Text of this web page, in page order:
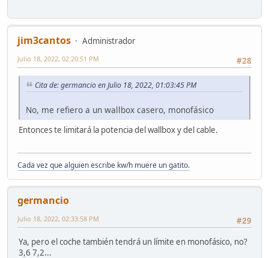
jim3cantos
Administrador
#28
Julio 18, 2022, 02:20:51 PM
Cita de: germancio en Julio 18, 2022, 01:03:45 PM
No, me refiero a un wallbox casero, monofásico
Entonces te limitará la potencia del wallbox y del cable.
Cada vez que alguien escribe kw/h muere un gatito.
germancio
#29
Julio 18, 2022, 02:33:58 PM
Ya, pero el coche también tendrá un límite en monofásico, no?
3,6 7,2...